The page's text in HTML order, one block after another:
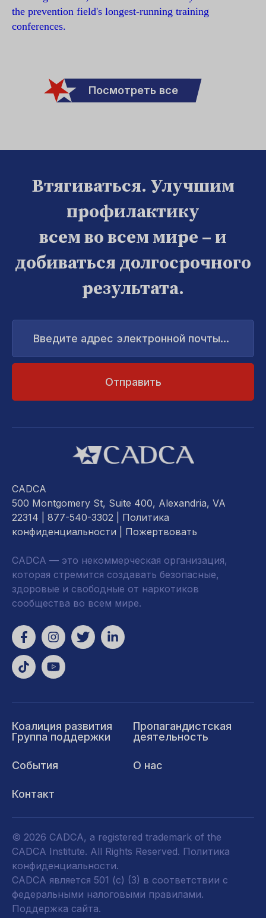
the prevention field's longest-running training
conferences.
Посмотреть все
Втягиваться. Улучшим
профилактику
всем во всем мире – и
добиваться долгосрочного
результата.
Введите
адрес
электронной
CADCA
500 Montgomery St, Suite 400, Alexandria, VA
22314 | 877-540-3302 | Политика
конфиденциальности
Пожертвовать
CADCA — это некоммерческая организация,
которая стремится создавать безопасные,
здоровые и свободные от наркотиков
сообщества во всем мире.
Коалиция развития
Группа поддержки
Пропагандистская
деятельность
События О нас
Контакт
© 2026 CADCA, a registered trademark of the
CADCA Institute. All Rights Reserved. Политика
конфиденциальности.
CADCA является 501 (c) (3) в соответствии с
федеральными налоговыми правилами.
Поддержка сайта.